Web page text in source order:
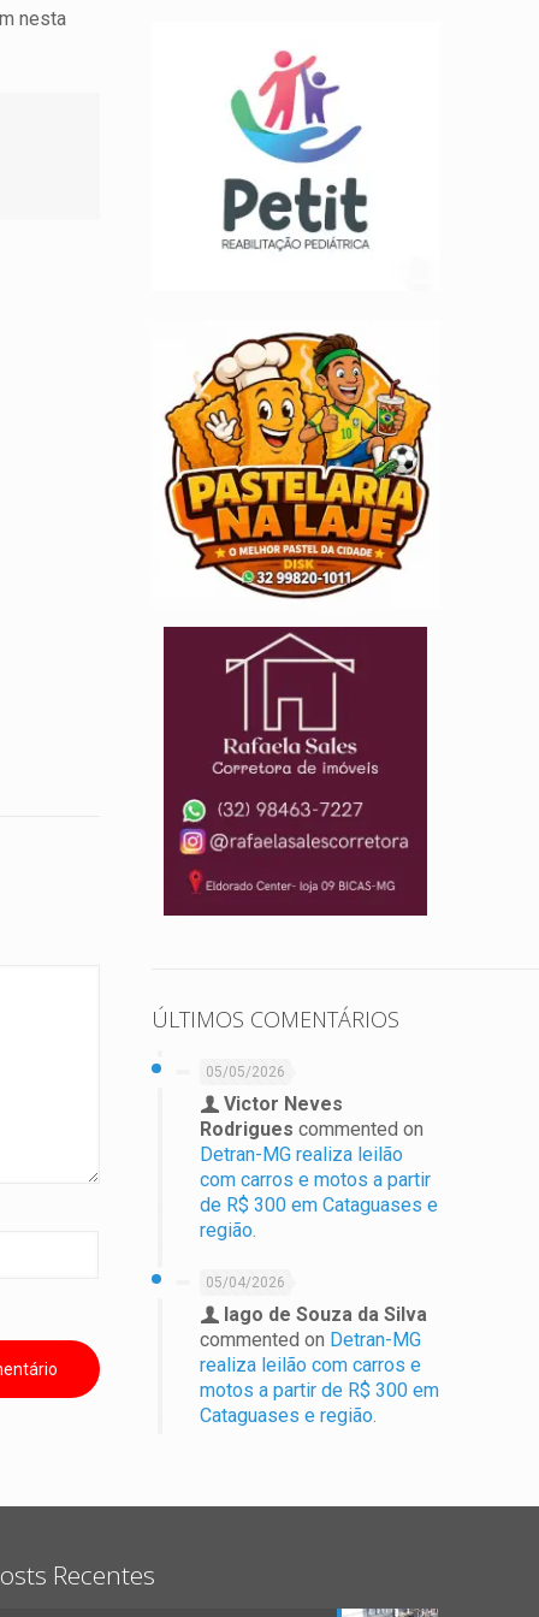
nesta
ÚLTIMOS COMENTÁRIOS
05/05/2026
Victor Neves
Rodrigues commented on
Detran-MG realiza leilão
com carros e motos a partir
de R$ 300 em Cataguases e
região.
05/04/2026
Iago de Souza da Silva
commented on Detran-MG
realiza leilão com carros e
motos a partir de R$ 300 em
Cataguases e região.
Recentes